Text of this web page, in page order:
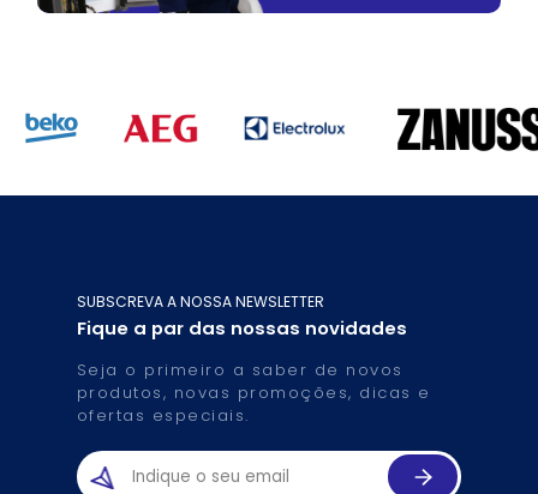
SUBSCREVA A NOSSA NEWSLETTER
Fique a par das nossas novidades
Seja o primeiro a saber de novos
produtos, novas promoções, dicas e
ofertas especiais.